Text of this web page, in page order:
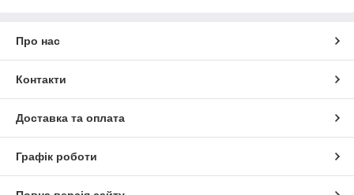
Про нас
Контакти
Доставка та оплата
Графік роботи